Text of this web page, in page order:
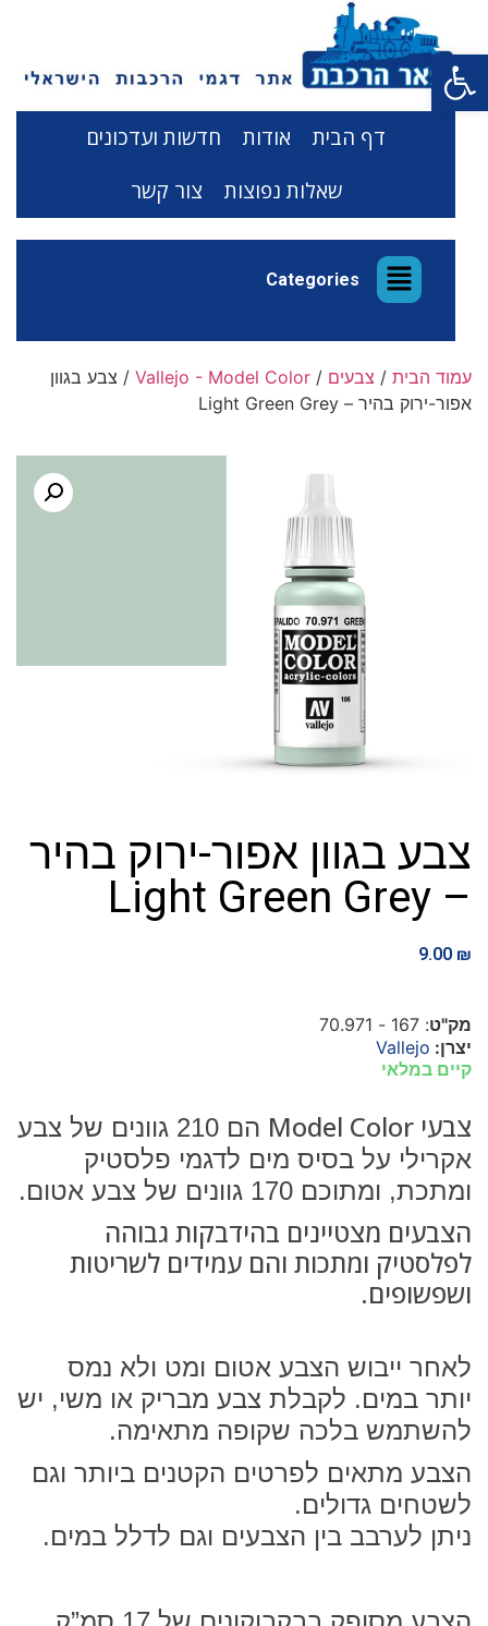
פתח סרגל נגישות
דף הבית אודות
חדשות ועדכונים
שאלות נפוצות
צור קשר
Categories
עמוד הבית / צבעים /
Vallejo - Model Color / צבע בגוון
אפור-ירוק בהיר – Light Green Grey
צבע בגוון אפור-ירוק בהיר
– Light Green Grey
9.00 ₪
מק"ט: 167 - 70.971
יצרן: Vallejo
קיים במלאי
צבעי Model Color
הם 210 גוונים של צבע
אקרילי על בסיס מים לדגמי פלסטיק
ומתכת, ומתוכם 170 גוונים של צבע אטום.
הצבעים מצטיינים בהידבקות גבוהה
לפלסטיק ומתכות והם עמידים לשריטות
ושפשופים.
לאחר ייבוש הצבע אטום ומט ולא נמס
יותר במים. לקבלת צבע מבריק או משי, יש
להשתמש בלכה שקופה מתאימה.
הצבע מתאים לפרטים הקטנים ביותר וגם
לשטחים גדולים.
ניתן לערבב בין הצבעים וגם לדלל במים.